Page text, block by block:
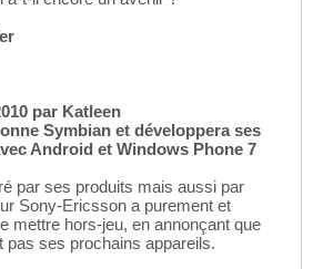
par Katleen
Symbian et développera ses
Android et Windows Phone 7
par ses produits mais aussi par
Sony-Ericsson a purement et
mettre hors-jeu, en annonçant que
pas ses prochains appareils.